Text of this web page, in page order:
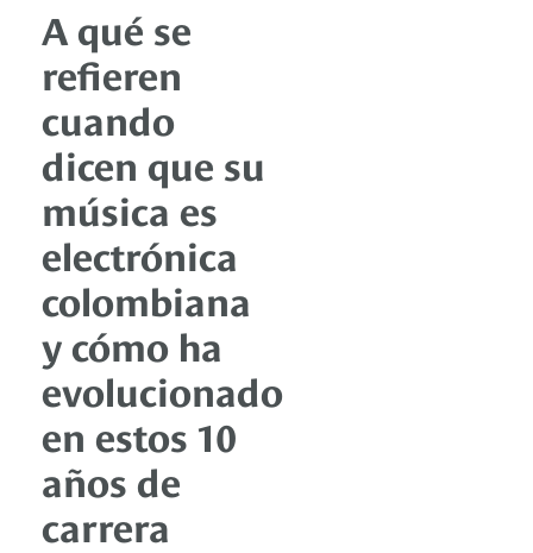
A qué se
refieren
cuando
dicen que su
música es
electrónica
colombiana
y cómo ha
evolucionado
en estos 10
años de
carrera